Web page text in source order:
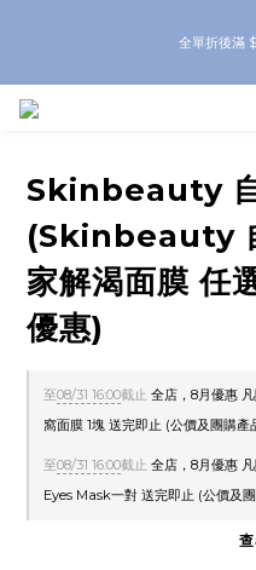
全單折後滿
8月優惠 凡購物折後滿$250送
Skinbeauty
(Skinbeauty
家解渴面膜 任
優惠)
至08/31 16:00截止 全店，8月優惠
窩面膜 1塊 送完即止 (公價及團購產
至08/31 16:00截止 全店，8月優惠
Eyes Mask一對 送完即止 (公價及